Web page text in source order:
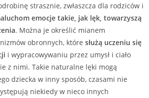
strasznie, zwłaszcza dla rodziców i
emocje takie, jak lęk, towarzyszą
. Można je określić mianem
obronnych, które służą uczeniu się
i wypracowywaniu przez umysł i ciało
z nimi. Takie naturalne lęki mogą
dziecka w inny sposób, czasami nie
niekiedy w nieco innych